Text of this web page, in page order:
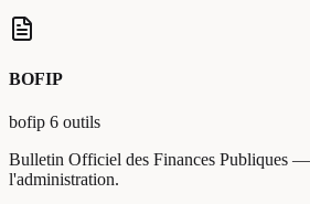
BOFIP
bofip 6 outils
Bulletin Officiel des Finances Publiques
l'administration.